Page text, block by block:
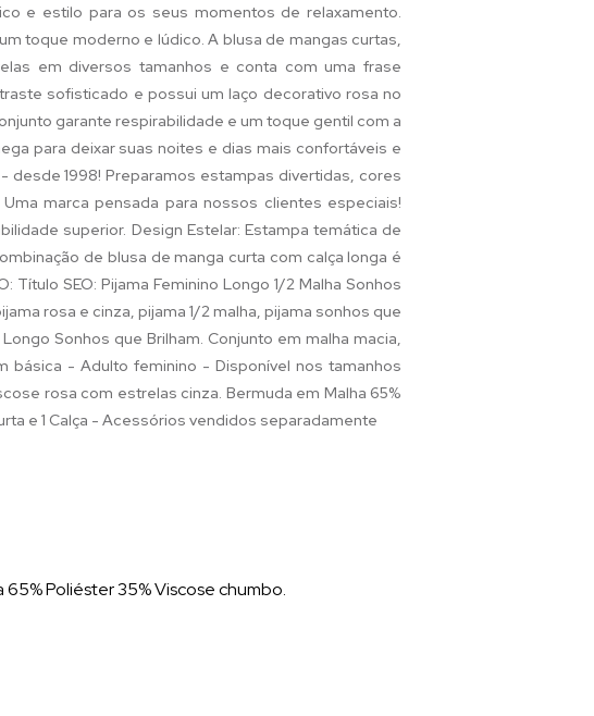
e estilo para os seus momentos de relaxamento.
toque moderno e lúdico. A blusa de mangas curtas,
em diversos tamanhos e conta com uma frase
sofisticado e possui um laço decorativo rosa no
garante respirabilidade e um toque gentil com a
para deixar suas noites e dias mais confortáveis e
desde 1998! Preparamos estampas divertidas, cores
marca pensada para nossos clientes especiais!
superior. Design Estelar: Estampa temática de
de blusa de manga curta com calça longa é
Título SEO: Pijama Feminino Longo 1/2 Malha Sonhos
rosa e cinza, pijama 1/2 malha, pijama sonhos que
Sonhos que Brilham. Conjunto em malha macia,
básica - Adulto feminino - Disponível nos tamanhos
rosa com estrelas cinza. Bermuda em Malha 65%
e 1 Calça - Acessórios vendidos separadamente
Poliéster 35% Viscose chumbo.